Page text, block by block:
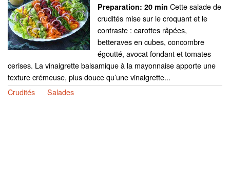
Preparation: 20 min Cette salade de
crudités mise sur le croquant et le
contraste : carottes râpées,
betteraves en cubes, concombre
égoutté, avocat fondant et tomates
cerises. La vinaigrette balsamique à la mayonnaise apporte une
texture crémeuse, plus douce qu’une vinaigrette...
Crudités
Salades